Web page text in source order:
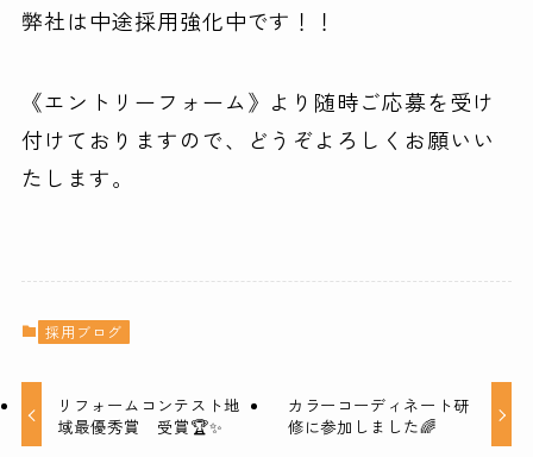
弊社は中途採用強化中です！！
《エントリーフォーム》 より随時ご応募を受け
付けておりますので、どうぞよろしくお願いい
たします。
採用ブログ
リフォームコンテスト地
域最優秀賞 受賞🏆✨
カラーコーディネート研
修に参加しました🌈